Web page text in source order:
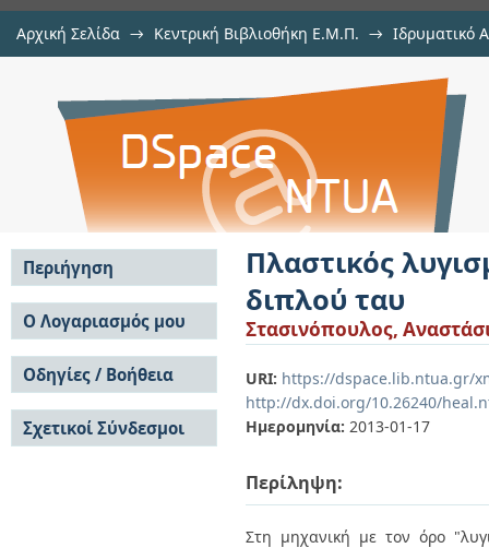
Αρχική Σελίδα → Κεντρική Βιβλιοθήκη Ε.Μ.Π. → Ιδρυματικό
Πλαστικός λυγισμός σιδηρών
Πλαστικός
διπλού ταυ
Στασινόπουλος,
URI: https://dspace.lib.ntua.gr/
http://dx.doi.org/10.26240/
Ημερομηνία: 2013-01-17
Περίληψη:
Στη μηχανική με τον όρο
Περιήγηση
Σε όλο το DSpace
Κοινότητες & Συλλογές
Ανά Ημερομηνία
Έκδοσης
Συγγραφείς
Τίτλοι
Θέματα
Ο Λογαριασμός μου
Σύνδεση
Εγγραφή
Οδηγίες / Βοήθεια
Οδηγίες Υποβολής
Οδηγίες Χρήσης ΙΑ
Συχνές Ερωτήσεις
Σχετικοί Σύνδεσμοι